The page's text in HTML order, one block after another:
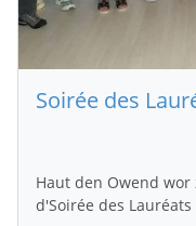
Soirée des
Haut den Owend
d'Soirée des Lauréats